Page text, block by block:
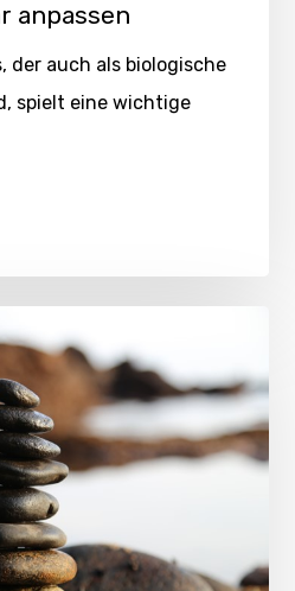
anpassen
der auch als biologische
spielt eine wichtige